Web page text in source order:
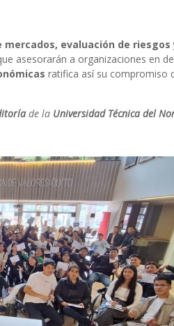
mercados, evaluación de
asesorarán a organizaciones en
ratifica así su compromiso
de la Universidad Técnica del